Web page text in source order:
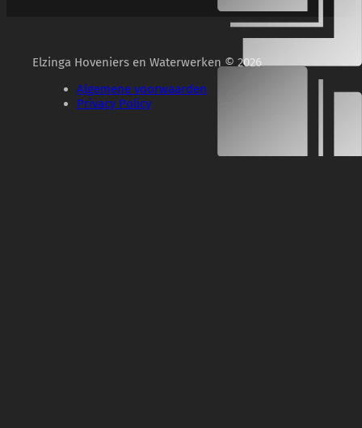
Elzinga Hoveniers en Waterwerken © 2026
Algemene voorwaarden
Privacy Policy